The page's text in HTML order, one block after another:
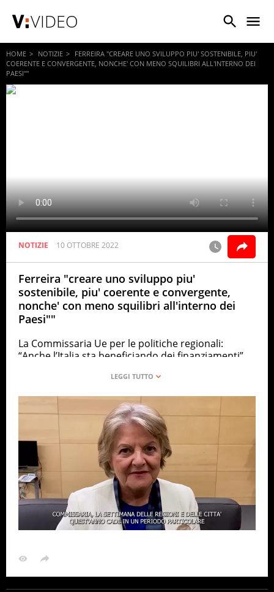
VIDEO
HOME NOTIZIE
FERREIRA "CREARE UNO SVILUPPO PIU' SOSTENIBILE, PIU'
COERENTE E CONVERGENTE, NONCHE' CON MENO SQUILIBRI ALL'INTERNO DEI
PAESI""
NOTIZIE 10 OTTOBRE 2022
Ferreira "creare uno sviluppo piu'
sostenibile, piu' coerente e convergente,
nonche' con meno squilibri all'interno dei
Paesi""
La Commissaria Ue per le politiche regionali:
“Anche l’Italia sta beneficiando dei finanziamenti”